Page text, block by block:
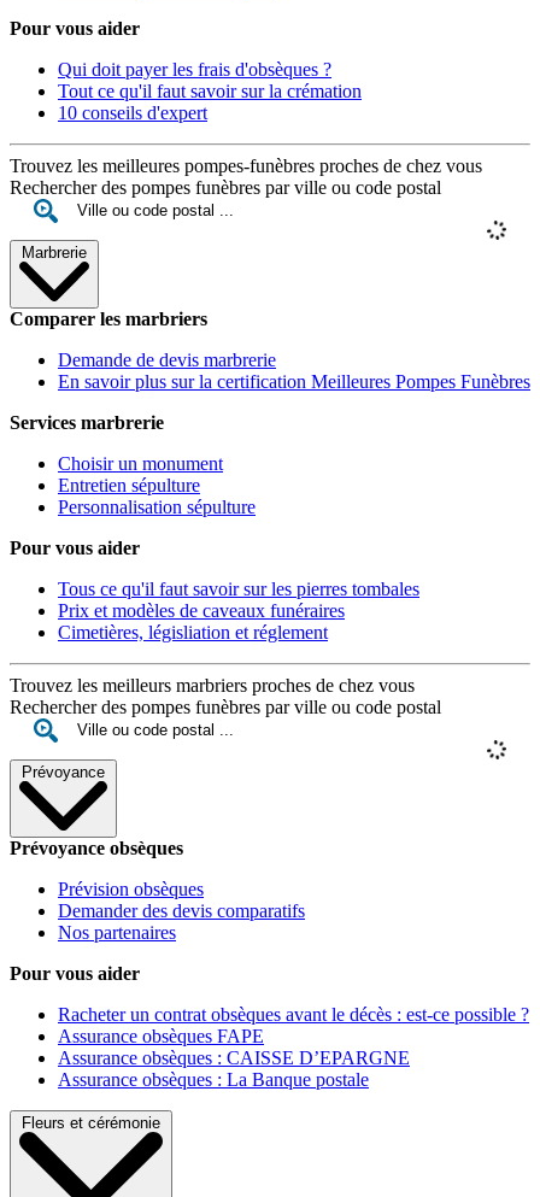
Pour vous aider
Qui doit payer les frais d'obsèques ?
Tout ce qu'il faut savoir sur la crémation
10 conseils d'expert
Trouvez les meilleures pompes-funèbres proches de chez vous
Rechercher des pompes funèbres par ville ou code postal
Marbrerie
Comparer les marbriers
Demande de devis marbrerie
En savoir plus sur la certification Meilleures Pompes Funèbres
Services marbrerie
Choisir un monument
Entretien sépulture
Personnalisation sépulture
Pour vous aider
Tous ce qu'il faut savoir sur les pierres tombales
Prix et modèles de caveaux funéraires
Cimetières, législiation et réglement
Trouvez les meilleurs marbriers proches de chez vous
Rechercher des pompes funèbres par ville ou code postal
Prévoyance
Prévoyance obsèques
Prévision obsèques
Demander des devis comparatifs
Nos partenaires
Pour vous aider
Racheter un contrat obsèques avant le décès : est-ce possible ?
Assurance obsèques FAPE
Assurance obsèques : CAISSE D’EPARGNE
Assurance obsèques : La Banque postale
Fleurs et cérémonie